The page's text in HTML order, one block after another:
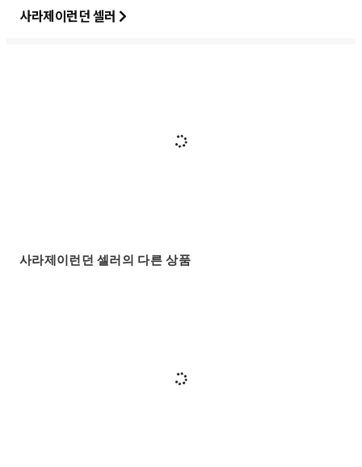
사라제이런던 셀러
사라제이런던 셀러의 다른 상품